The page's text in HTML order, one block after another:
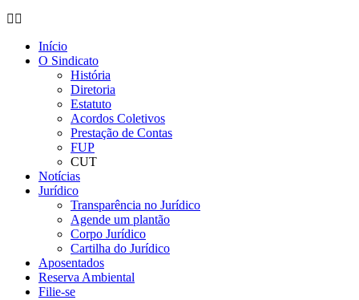
Início
O Sindicato
História
Diretoria
Estatuto
Acordos Coletivos
Prestação de Contas
FUP
CUT
Notícias
Jurídico
Transparência no Jurídico
Agende um plantão
Corpo Jurídico
Cartilha do Jurídico
Aposentados
Reserva Ambiental
Filie-se